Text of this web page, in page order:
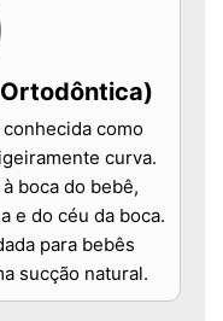
como
curva.
boca do bebê,
e do céu da boca.
para bebês
sucção natural.